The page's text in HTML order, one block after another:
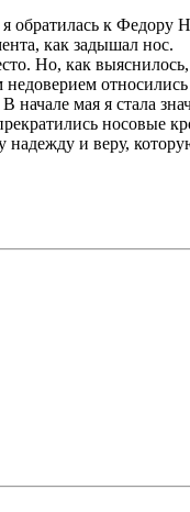
обратилась к
как задышал нос.
Но, как выяснилось,
мая я стала
носовые
надежду и веру,